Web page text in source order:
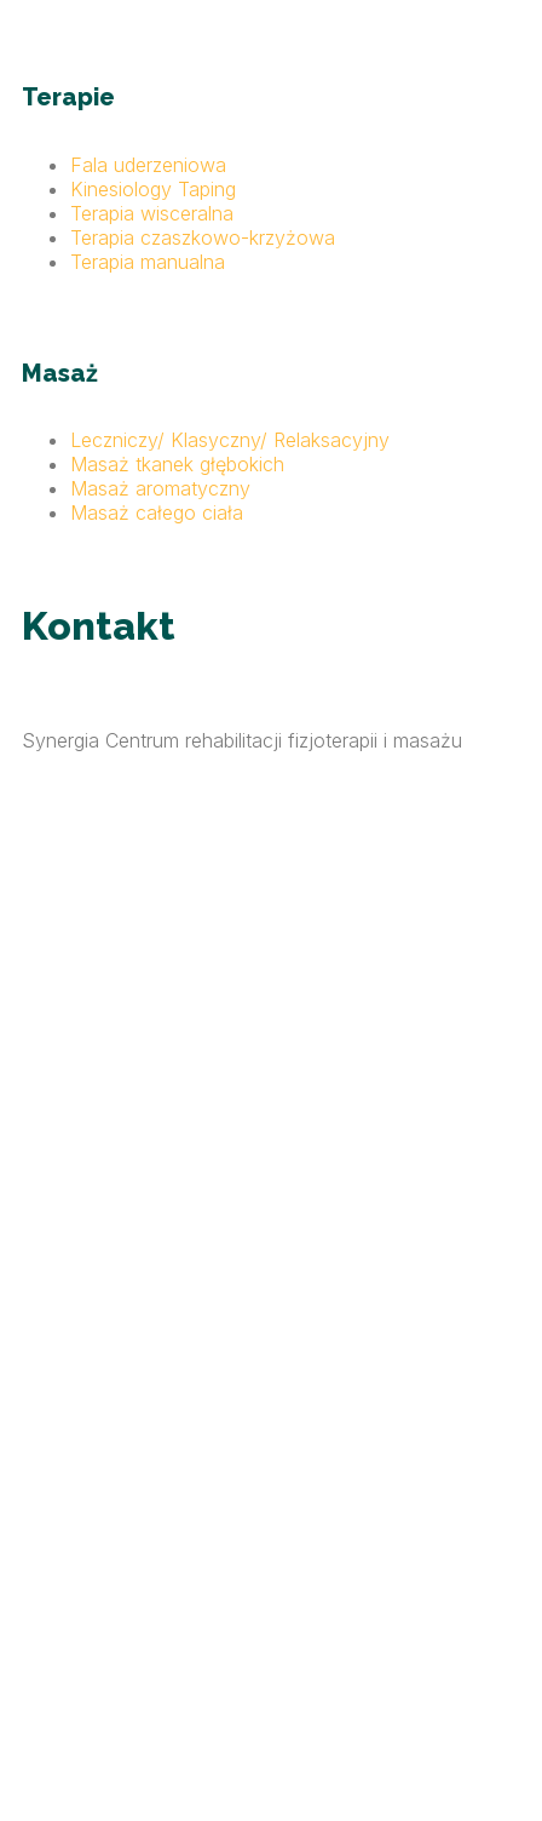
Terapie
Fala uderzeniowa
Kinesiology Taping
Terapia wisceralna
Terapia czaszkowo-krzyżowa
Terapia manualna
Masaż
Leczniczy/ Klasyczny/ Relaksacyjny
Masaż tkanek głębokich
Masaż aromatyczny
Masaż całego ciała
Kontakt
Synergia Centrum rehabilitacji fizjoterapii i masażu